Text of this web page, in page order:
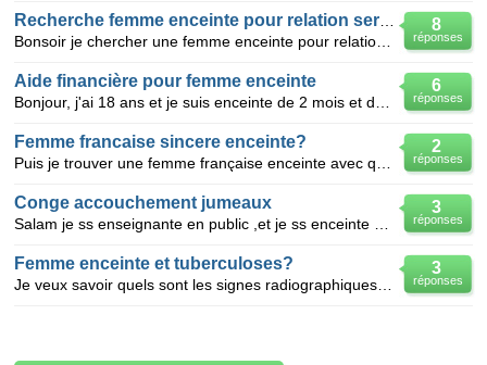
8
réponses
6
réponses
Aide financière pour femme enceinte
2
réponses
Femme francaise sincere enceinte?
3
réponses
Conge accouchement jumeaux
3
réponses
Femme enceinte et tuberculoses?